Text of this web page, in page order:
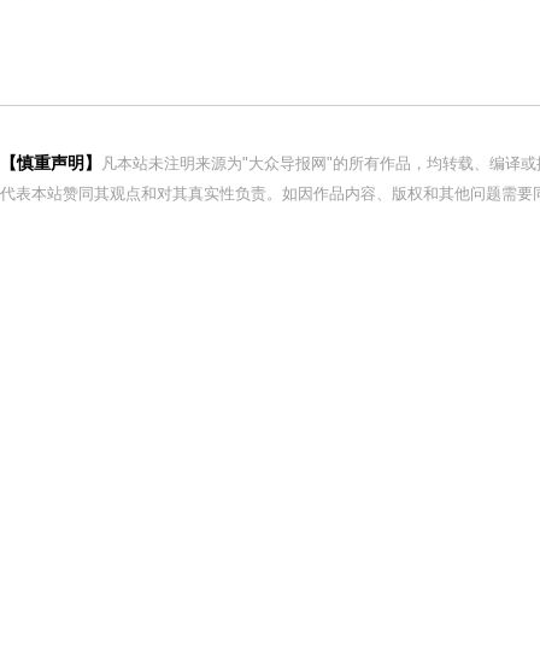
【慎重声明】
凡本站未注明来源为"大众导报网"的所有作品，均转载、编译
代表本站赞同其观点和对其真实性负责。如因作品内容、版权和其他问题需